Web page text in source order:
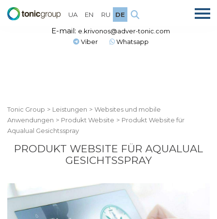
UA EN RU DE
E-mail: e.krivonos@adver-tonic.com
Viber
Whatsapp
Tonic Group > Leistungen > Websites und mobile
Anwendungen > Produkt Website > Produkt Website für
Aqualual Gesichtsspray
PRODUKT WEBSITE FÜR AQUALUAL
GESICHTSSPRAY